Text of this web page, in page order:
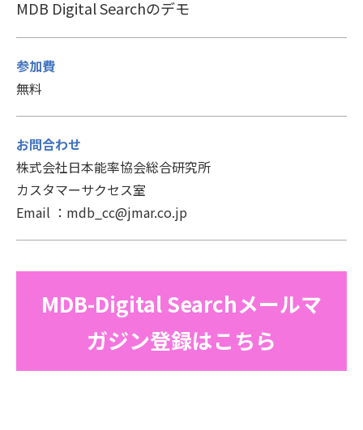
MDB Digital Searchのデモ
参加費
無料
お問合わせ
株式会社日本能率協会総合研究所
カスタマーサクセス室
Email ：mdb_cc@jmar.co.jp
MDB-Digital Searchメールマ
ガジン登録はこちら